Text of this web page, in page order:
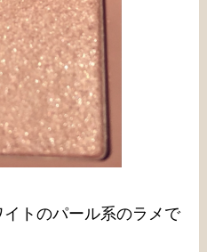
トのパール系のラメで